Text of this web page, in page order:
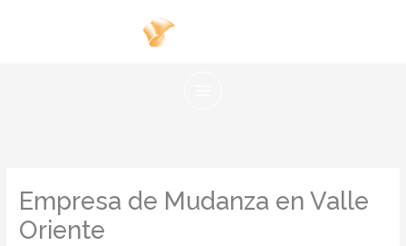
Empresa de Mudanza en Valle
Oriente